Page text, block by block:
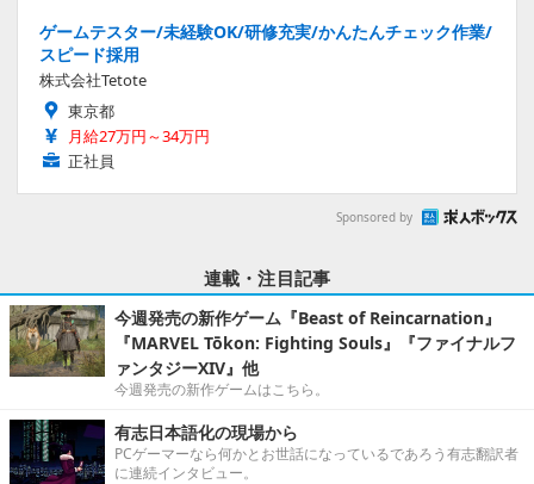
ゲームテスター/未経験OK/研修充実/かんたんチェック作業/
スピード採用
株式会社Tetote
東京都
月給27万円～34万円
正社員
Sponsored by
連載・注目記事
今週発売の新作ゲーム『Beast of Reincarnation』
『MARVEL Tōkon: Fighting Souls』『ファイナルフ
ァンタジーXIV』他
今週発売の新作ゲームはこちら。
有志日本語化の現場から
PCゲーマーなら何かとお世話になっているであろう有志翻訳者
に連続インタビュー。